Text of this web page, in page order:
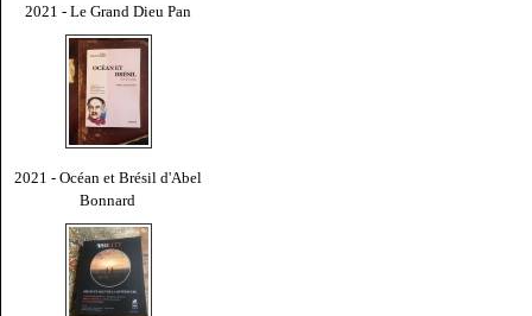
2021 - Le Grand Dieu Pan
2021 - Océan et Brésil d'Abel
Bonnard